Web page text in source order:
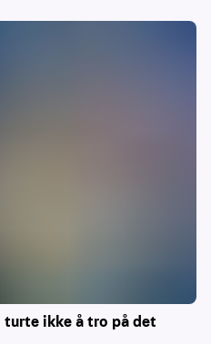
turte ikke å tro på det